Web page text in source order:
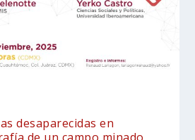
desaparecidas en